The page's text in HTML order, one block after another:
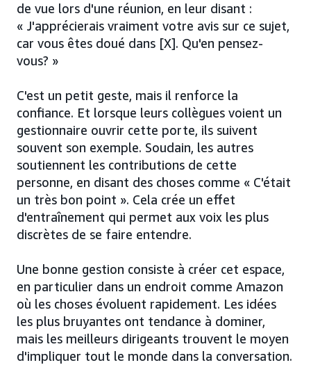
de vue lors d'une réunion, en leur disant :
« J'apprécierais vraiment votre avis sur ce sujet,
car vous êtes doué dans [X]. Qu'en pensez-
vous? »
C'est un petit geste, mais il renforce la
confiance. Et lorsque leurs collègues voient un
gestionnaire ouvrir cette porte, ils suivent
souvent son exemple. Soudain, les autres
soutiennent les contributions de cette
personne, en disant des choses comme « C'était
un très bon point ». Cela crée un effet
d'entraînement qui permet aux voix les plus
discrètes de se faire entendre.
Une bonne gestion consiste à créer cet espace,
en particulier dans un endroit comme Amazon
où les choses évoluent rapidement. Les idées
les plus bruyantes ont tendance à dominer,
mais les meilleurs dirigeants trouvent le moyen
d'impliquer tout le monde dans la conversation.